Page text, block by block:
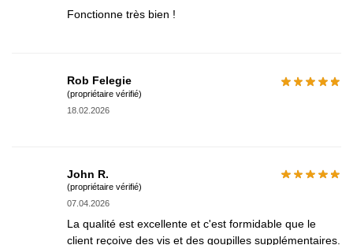
Fonctionne très bien !
Rob Felegie
(propriétaire vérifié)
18.02.2026
John R.
(propriétaire vérifié)
07.04.2026
La qualité est excellente et c'est formidable que le
client reçoive des vis et des goupilles supplémentaires.